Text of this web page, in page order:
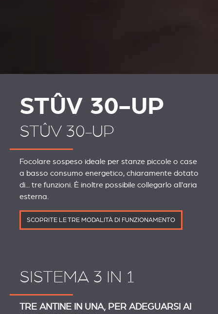
STÛV 30-UP
STÛV 30-UP
Focolare sospeso ideale per stanze piccole o case
a basso consumo energetico, chiaramente dotato
di... tre funzioni. È inoltre possibile collegarlo all'aria
esterna.
SCOPRITE LE TRE MODALITÀ DI FUNZIONAMENTO
SISTEMA 3 IN 1
TRE ANTINE IN UNA, PER ADEGUARSI AI